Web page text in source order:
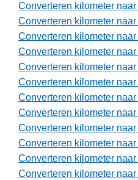
Converteren kilometer
Converteren kilometer
Converteren kilometer
Converteren kilometer
Converteren kilometer
Converteren kilometer
Converteren kilometer
Converteren kilometer naar
Converteren kilometer
Converteren kilometer
Converteren kilometer naar
Converteren kilometer naar